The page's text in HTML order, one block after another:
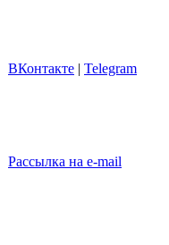
ВКонтакте | Telegram
Рассылка на e-mail